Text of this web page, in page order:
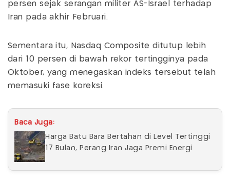
persen sejak serangan militer AS-Israel terhadap
Iran pada akhir Februari.
Sementara itu, Nasdaq Composite ditutup lebih
dari 10 persen di bawah rekor tertingginya pada
Oktober, yang menegaskan indeks tersebut telah
memasuki fase koreksi.
Baca Juga:
Harga Batu Bara Bertahan di Level Tertinggi
17 Bulan, Perang Iran Jaga Premi Energi